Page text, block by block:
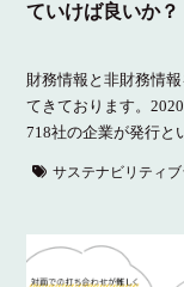
ていけば良いか？
財務情報と非財務情
てきております。
718社の企業が発行と
サステナビリティ